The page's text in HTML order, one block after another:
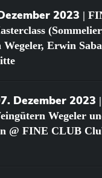
2023 |
Wegeler, Erwin
Dezember 2023
Wegeler
@ FINE CLUB